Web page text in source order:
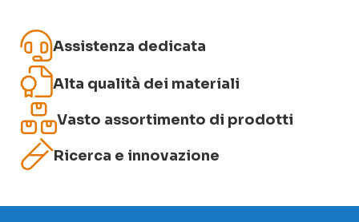
Assistenza dedicata
Alta qualità dei materiali
Vasto assortimento di prodotti
Ricerca e innovazione